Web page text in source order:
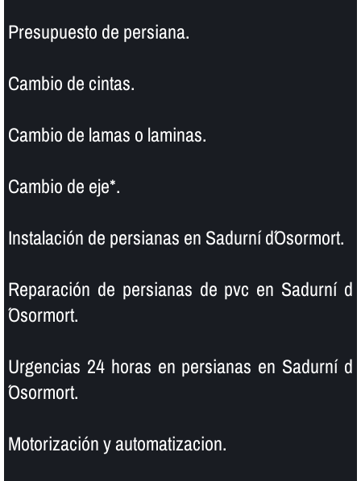
Presupuesto de persiana.
Cambio de cintas.
Cambio de lamas o laminas.
Cambio de eje*.
Instalación de persianas en Sadurní d´Osormort.
Reparación de persianas de pvc en Sadurní d
´Osormort.
Urgencias 24 horas en persianas en Sadurní d
´Osormort.
Motorización y automatizacion.